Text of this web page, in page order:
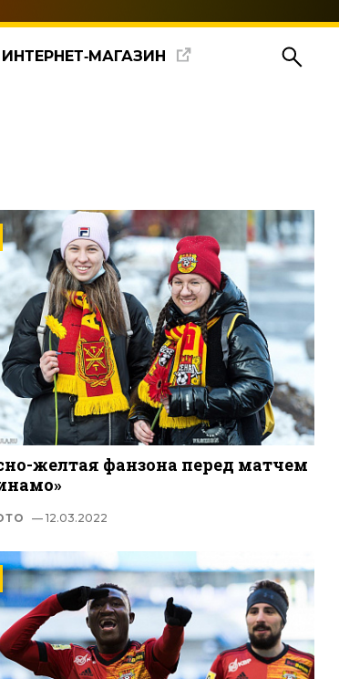
ИНТЕРНЕТ‑МАГАЗИН
желтая фанзона перед матчем
— 12.03.2022